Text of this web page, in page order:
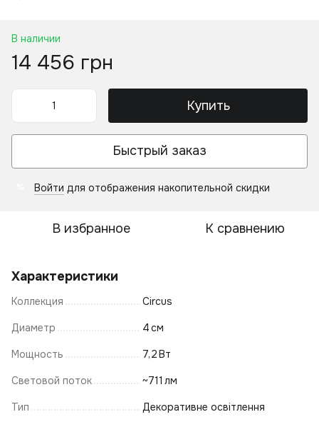
В наличии
14 456 грн
Купить
Быстрый заказ
Войти для отображения накопительной скидки
В избранное К сравнению
Характеристики
Коллекция Circus
Диаметр 4 см
Мощность 7,2 Вт
Световой поток ~711 лм
Тип Декоративне освітлення